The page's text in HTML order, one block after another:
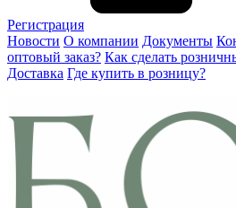
Регистрация
Новости О компании Документы
оптовый заказ? Как сделать
Доставка Где купить в розницу?